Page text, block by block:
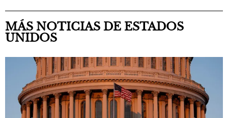
MÁS NOTICIAS DE ESTADOS
UNIDOS